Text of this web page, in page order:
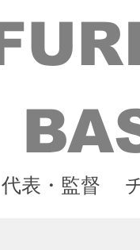
代表・監督